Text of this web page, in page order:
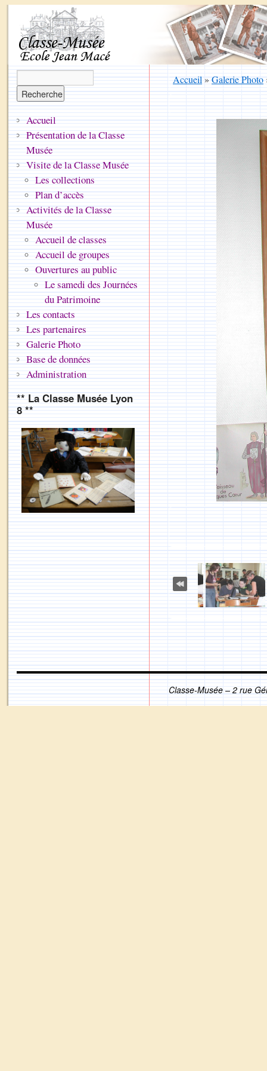
Accueil»Galerie Photo
Accueil
Présentation de la Classe
Musée
Visite de la Classe Musée
Les collections
Plan d’accès
Activités de la Classe
Musée
Accueil de classes
Accueil de groupes
Ouvertures au public
Le samedi des Journées
du Patrimoine
Les contacts
Les partenaires
Galerie Photo
Base de données
Administration
** La Classe Musée Lyon
8 **
Classe-Musée – 2 rue